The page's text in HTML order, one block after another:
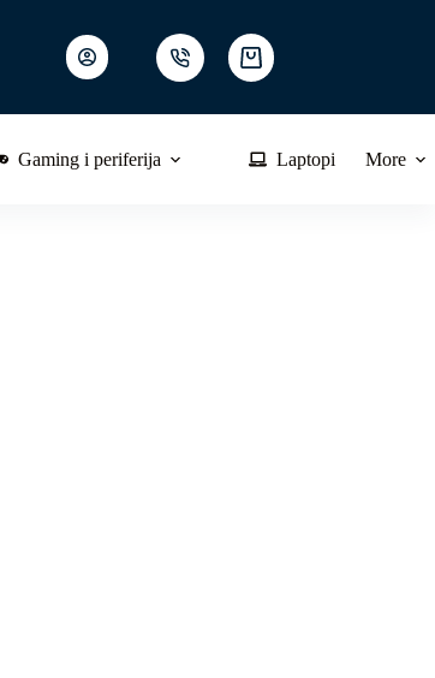
Shopping
cart
Gaming i periferija Laptopi More